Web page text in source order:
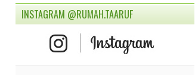
INSTAGRAM @RUMAH.TAARUF